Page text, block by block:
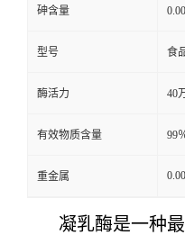
砷含量
型号 食
酶活力 40
有效物质含量 99
重金属
凝乳酶是一种